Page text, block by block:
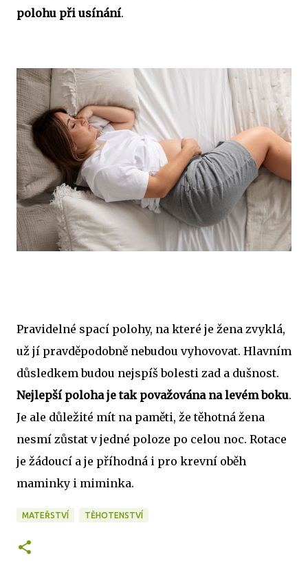
polohu při usínání.
Pravidelné spací polohy, na které je žena zvyklá,
už jí pravděpodobně nebudou vyhovovat. Hlavním
důsledkem budou nejspíš bolesti zad a dušnost.
Nejlepší poloha je tak považována na levém boku.
Je ale důležité mít na paměti, že těhotná žena
nesmí zůstat v jedné poloze po celou noc. Rotace
je žádoucí a je příhodná i pro krevní oběh
maminky i miminka.
MATEŘSTVÍ TĚHOTENSTVÍ